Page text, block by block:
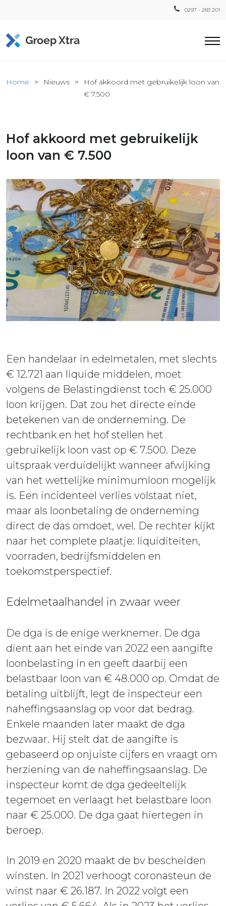
0297 - 283 201
Xtra
Home Nieuws
Hof akkoord met gebruikelijk loon van
€ 7.500
Hof akkoord met gebruikelijk
loon van € 7.500
Een handelaar in edelmetalen, met slechts
€ 12.721 aan liquide middelen, moet
volgens de Belastingdienst toch € 25.000
loon krijgen. Dat zou het directe einde
betekenen van de onderneming. De
rechtbank en het hof stellen het
gebruikelijk loon vast op € 7.500. Deze
uitspraak verduidelijkt wanneer afwijking
van het wettelijke minimumloon mogelijk
is. Een incidenteel verlies volstaat niet,
maar als loonbetaling de onderneming
direct de das omdoet, wel. De rechter kijkt
naar het complete plaatje: liquiditeiten,
voorraden, bedrijfsmiddelen en
toekomstperspectief.
Edelmetaalhandel in zwaar weer
De dga is de enige werknemer. De dga
dient aan het einde van 2022 een aangifte
loonbelasting in en geeft daarbij een
belastbaar loon van € 48.000 op. Omdat de
betaling uitblijft, legt de inspecteur een
naheffingsaanslag op voor dat bedrag.
Enkele maanden later maakt de dga
bezwaar. Hij stelt dat de aangifte is
gebaseerd op onjuiste cijfers en vraagt om
herziening van de naheffingsaanslag. De
inspecteur komt de dga gedeeltelijk
tegemoet en verlaagt het belastbare loon
naar € 25.000. De dga gaat hiertegen in
beroep.
In 2019 en 2020 maakt de bv bescheiden
winsten. In 2021 verhoogt coronasteun de
winst naar € 26.187. In 2022 volgt een